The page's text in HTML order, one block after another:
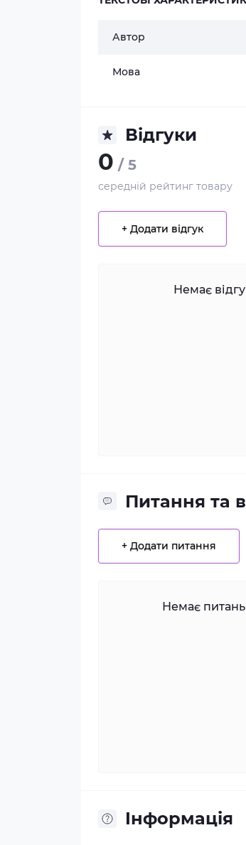
Автор
Мова
Відгуки
0 / 5
середній рейтинг товару
+ Додати відгук
Немає
Питання та
+ Додати питання
Немає
Iнформація